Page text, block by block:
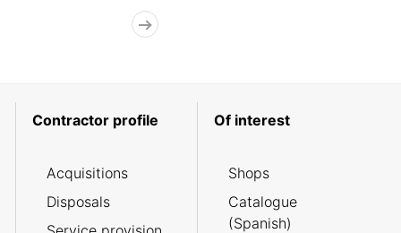
Contractor profile
Acquisitions
Disposals
Of interest
Shops
Catalogue
(Spanish)